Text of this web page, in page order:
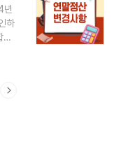
벤
벤
이
년
하
니
아
미